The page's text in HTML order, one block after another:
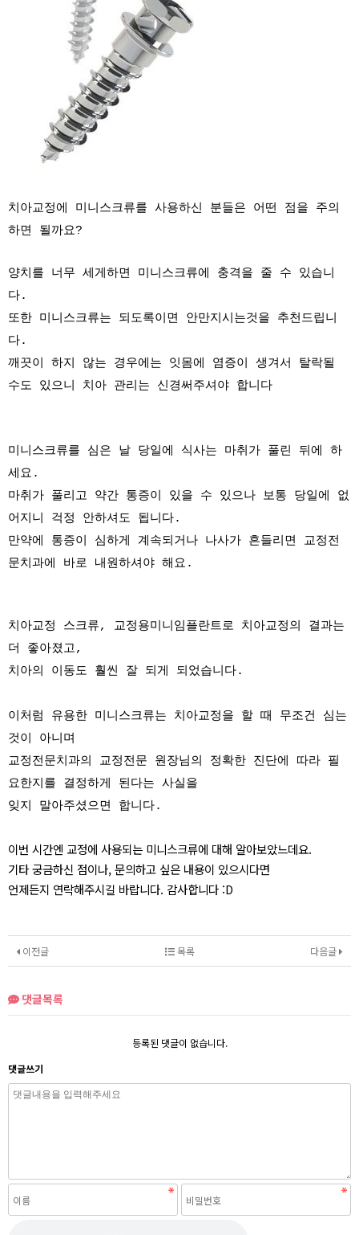
치아교정에 미니스크류를 사용하신 분들은 어떤 점을 주의
하면 될까요?
양치를 너무 세게하면 미니스크류에 충격을 줄 수 있습니
다.
또한 미니스크류는 되도록이면 안만지시는것을 추천드립니
다.
깨끗이 하지 않는 경우에는 잇몸에 염증이 생겨서 탈락될
수도 있으니 치아 관리는 신경써주셔야 합니다
미니스크류를 심은 날 당일에 식사는 마취가 풀린 뒤에 하
세요.
마취가 풀리고 약간 통증이 있을 수 있으나 보통 당일에 없
어지니 걱정 안하셔도 됩니다.
만약에 통증이 심하게 계속되거나 나사가 흔들리면 교정전
문치과에 바로 내원하셔야 해요.
치아교정 스크류, 교정용미니임플란트로 치아교정의 결과는
더 좋아졌고,
치아의 이동도 훨씬 잘 되게 되었습니다.
이처럼 유용한 미니스크류는 치아교정을 할 때 무조건 심는
것이 아니며
교정전문치과의 교정전문 원장님의 정확한 진단에 따라 필
요한지를 결정하게 된다는 사실을
잊지 말아주셨으면 합니다.
이번 시간엔 교정에 사용되는 미니스크류에 대해 알아보았느데요.
기타 궁금하신 점이나, 문의하고 싶은 내용이 있으시다면
언제든지 연락해주시길 바랍니다. 감사합니다 :D
이전글 다음글
목록
댓글목록
등록된 댓글이 없습니다.
댓글쓰기